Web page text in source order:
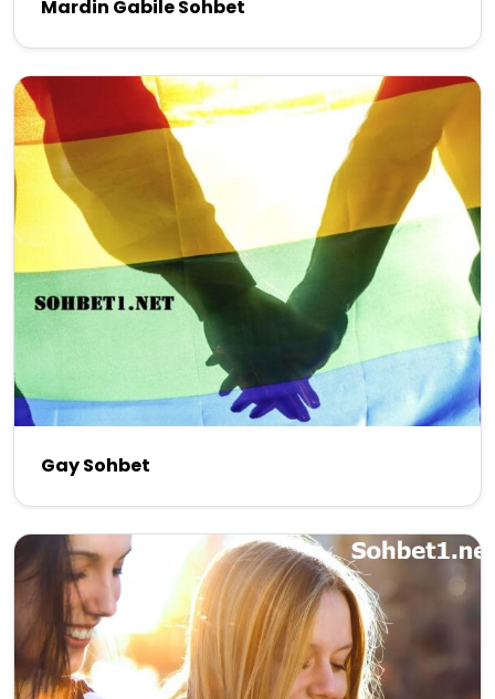
Mardin Gabile Sohbet
Gay Sohbet